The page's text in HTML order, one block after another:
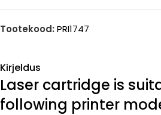
Tootekood: PRI1747
Kirjeldus
Laser cartridge is
following printer